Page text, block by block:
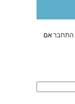
התחבראם